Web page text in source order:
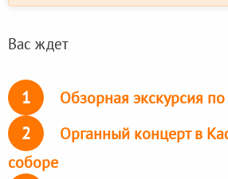
Вас ждет
1 Обзорная экскурсия
2
Органный концерт в
соборе